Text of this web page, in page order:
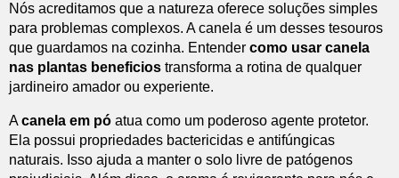
Nós acreditamos que a natureza oferece soluções simples
para problemas complexos. A canela é um desses tesouros
que guardamos na cozinha. Entender como usar canela
nas plantas beneficios transforma a rotina de qualquer
jardineiro amador ou experiente.
Acanela em pó atua como um poderoso agente protetor.
Ela possui propriedades bactericidas e antifúngicas
naturais. Isso ajuda a manter o solo livre de patógenos